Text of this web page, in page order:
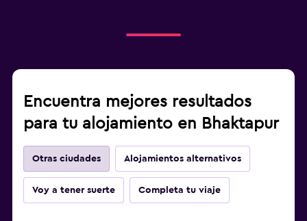
Encuentra mejores resultados
para tu alojamiento en Bhaktapur
Otras ciudades Alojamientos alternativos
Voy a tener suerte Completa tu viaje